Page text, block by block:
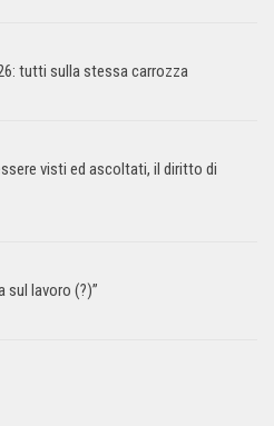
tutti sulla stessa carrozza
visti ed ascoltati, il diritto di
sul lavoro (?)”